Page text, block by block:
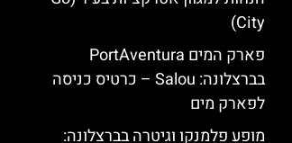
City)
פארק המים PortAventura
בברצלונה: Salou – כרטיס כניסה
לפארק מים
מופע פלמנקו וגיטרה בברצלונה: